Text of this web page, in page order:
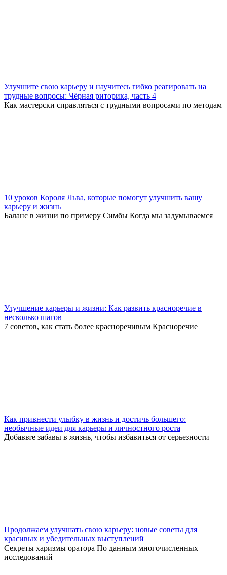
Улучшите свою карьеру и научитесь гибко реагировать на
трудные вопросы: Чёрная риторика, часть 4
Как мастерски справляться с трудными вопросами по методам
10 уроков Короля Льва, которые помогут улучшить вашу
карьеру и жизнь
Баланс в жизни по примеру Симбы Когда мы задумываемся
Улучшение карьеры и жизни: Как развить красноречие в
несколько шагов
7 советов, как стать более красноречивым Красноречие
Как привнести улыбку в жизнь и достичь большего:
необычные идеи для карьеры и личностного роста
Добавьте забавы в жизнь, чтобы избавиться от серьезности
Продолжаем улучшать свою карьеру: новые советы для
красивых и убедительных выступлений
Секреты харизмы оратора По данным многочисленных
исследований